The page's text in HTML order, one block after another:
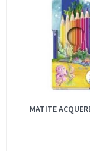
MATITE